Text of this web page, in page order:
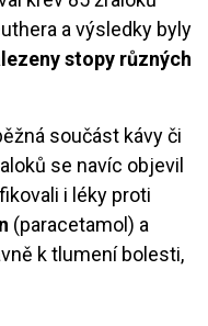
a výsledky byly
stopy různých
součást kávy či
se navíc objevil
i léky proti
(paracetamol) a
k tlumení bolesti,